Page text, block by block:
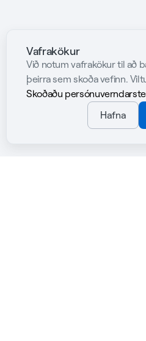
Vafrakökur
Við notum vafrakökur til að
þeirra sem skoða vefinn.
Skoðaðu
Hafna